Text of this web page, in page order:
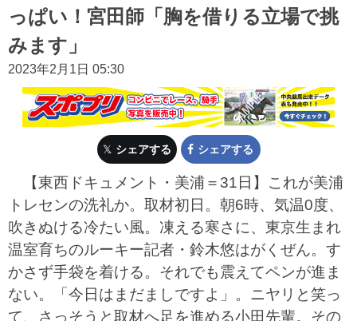
っぱい！宮田師「胸を借りる立場で挑
みます」
2023年2月1日 05:30
シェアする シェアする
【東西ドキュメント・美浦＝31日】これが美浦
トレセンの洗礼か。取材初日。朝6時、気温0度、
吹きぬける冷たい風。凍える寒さに、東京生まれ
温室育ちのルーキー記者・鈴木悠はがくぜん。す
かさず手袋を着ける。それでも震えてペンが進ま
ない。「今日はまだましですよ」。ニヤリと笑っ
て、さっそうと取材へ足を進める小田先輩。その